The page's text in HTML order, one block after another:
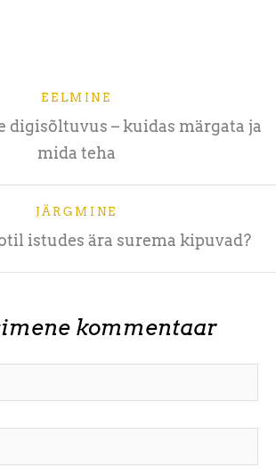
EELMINE
digisõltuvus – kuidas märgata ja
mida teha
JÄRGMINE
istudes ära surema kipuvad?
kommentaar